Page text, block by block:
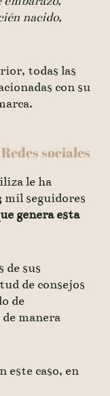
nacido,
todas las
con su
sociales
le ha
mil seguidores
genera esta
de sus
de consejos
de
manera
este caso, en